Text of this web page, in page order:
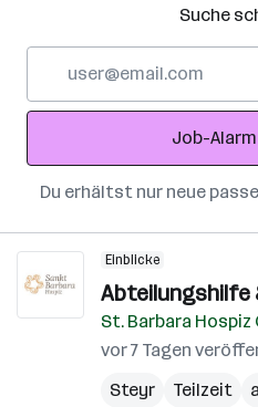
Suche
Adresse
Job-
Du erhältst nur neue
Einblicke
Abteilungshilfe
St. Barbara Hospiz
vor 7 Tagen
Steyr
Teilzeit